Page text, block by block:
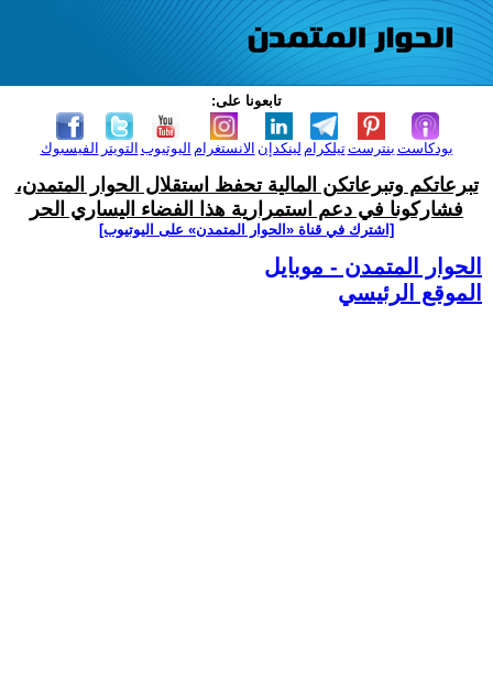
تابعونا على:
الفيسبوك التويتر اليوتيوب الانستغرام لينكدإن تيلكرامبنترست بودكاست
تبرعاتكم وتبرعاتكن المالية تحفظ استقلال الحوار المتمدن،
فشاركونا في دعم استمرارية هذا الفضاء اليساري الحر
[اشترك في قناة ‫«الحوار المتمدن» على اليوتيوب]
الحوار المتمدن - موبايل
الموقع الرئيسي